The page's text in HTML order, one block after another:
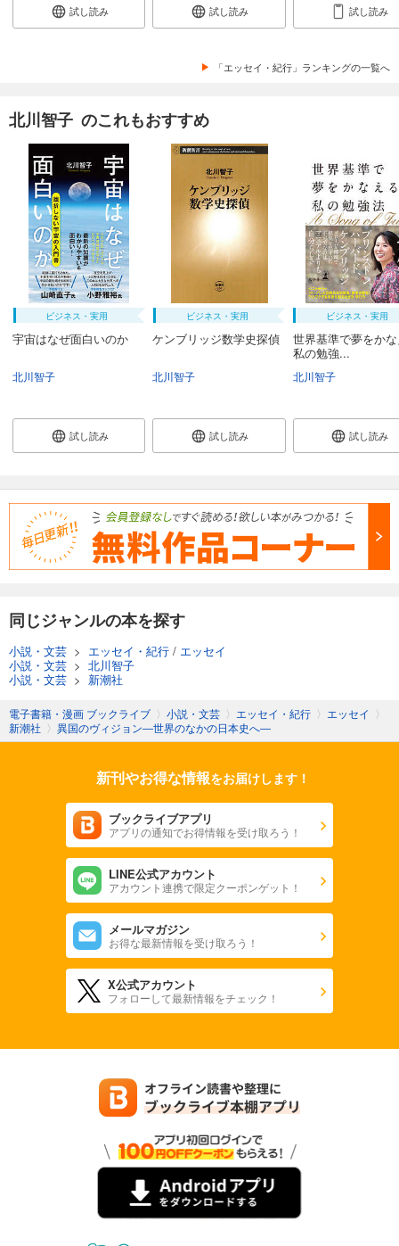
試し読み 試し読み 試し読み
「エッセイ・紀行」ランキングの一覧へ
北川智子 のこれもおすすめ
ビジネス・実用
宇宙はなぜ面白いのか
北川智子
試し読み
ビジネス・実用
ケンブリッジ数学史探偵
北川智子
試し読み
ビジネス・実用
世界基準で夢をか
私の勉強...
北川智子
試し読み
同じジャンルの本を探す
小説・文芸 > エッセイ・紀行 / エッセイ
小説・文芸 > 北川智子
小説・文芸 > 新潮社
電子書籍・漫画 ブックライブ 〉 小説・文芸 〉 エッセイ・紀行 〉 エッセイ 〉
新潮社 〉 異国のヴィジョン―世界のなかの日本史へ―
新刊やお得な情報をお届けします！
ブックライブアプリ
アプリの通知でお得情報を受け取ろう！
LINE公式アカウント
アカウント連携で限定クーポンゲット！
メールマガジン
お得な最新情報を受け取ろう！
X公式アカウント
フォローして最新情報をチェック！